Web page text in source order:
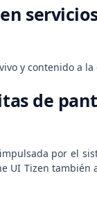
y contenido a la
de
por el
UI Tizen